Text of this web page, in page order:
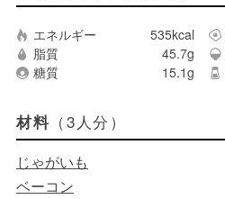
エネルギー 535kcal
脂質
45.7g
糖質
15.1g
材料 （3人分）
じゃがいも
ベーコン